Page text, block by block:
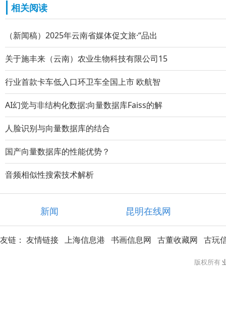
相关阅读
（新闻稿）2025年云南省媒体促文旅·“品出
关于施丰来（云南）农业生物科技有限公司15
行业首款卡车低入口环卫车全国上市 欧航智
AI幻觉与非结构化数据:向量数据库Faiss的解
人脸识别与向量数据库的结合
国产向量数据库的性能优势？
音频相似性搜索技术解析
新闻 昆明在线网
友链： 友情链接 上海信息港 书画信息网 古董收藏网 古玩
版权所有